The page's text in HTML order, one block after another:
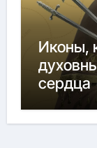
Иконы,
сердца